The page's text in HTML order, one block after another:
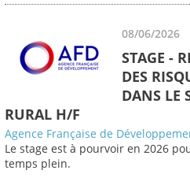
08/06/2026
STAGE -
DES
DANS LE
RURAL H/F
Agence Française de
Le stage est à pourvoir en 2026
temps plein.